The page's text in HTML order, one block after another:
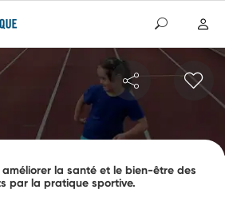
la santé et le bien-être des
par la pratique sportive.